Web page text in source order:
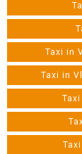
Taxi in
Taxi in